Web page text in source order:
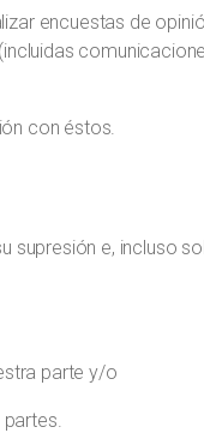
encuestas de
con éstos.
supresión e, incluso
parte y/o